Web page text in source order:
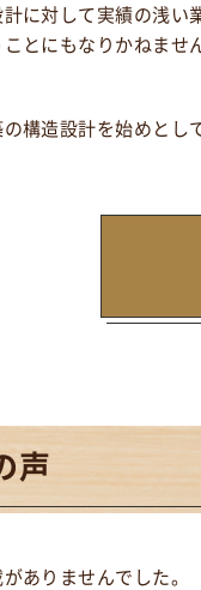
に対して実績の浅
とにもなりかねま
構造設計を始めとして
声
ありませんでした。